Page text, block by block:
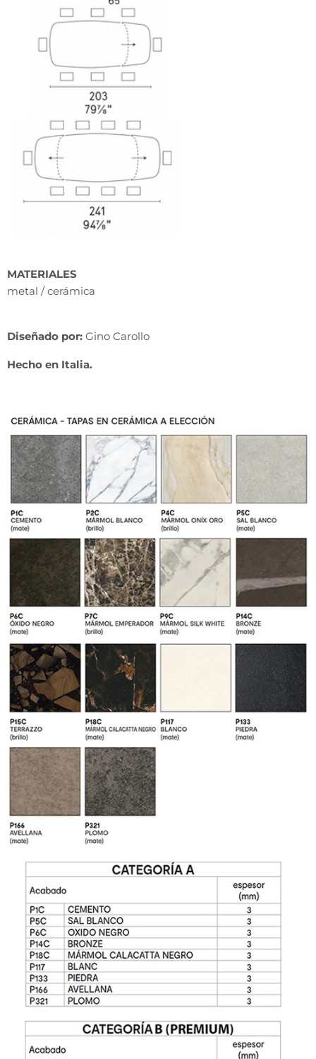
MATERIALES
metal / cerámica
Diseñado por: Gino Carollo
Hecho en Italia.